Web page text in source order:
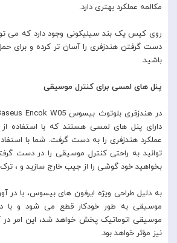
مکالمه عملکرد بهتری دارد.
روی کیس یک بند سیلیکونی وجود دارد که می
دست گرفتن هندزفری را آسان تر کرده و برای
باشید.
پنل های لمسی برای کنترل موسیقی
دارای پنل های لمسی هستند که با استفاده
عملکرد هندزفری را به دست گرفت. شما با
توانید به راحتی کنترل موسیقی را در دست
بخواهید خود گوشی را از جیب خارج سازید و ،
به دلیل طراحی ویژه ایرفون های بیسوس، با در
موسیقی به طور خودکار قطع می شود و با
موسیقی اتوماتیک پخش خواهد شد، این امر
نیز مؤثر خواهد بود.